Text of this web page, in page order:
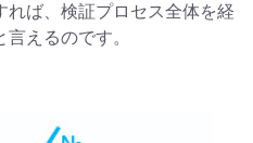
ば、検証プロセス全体を経
えるのです。